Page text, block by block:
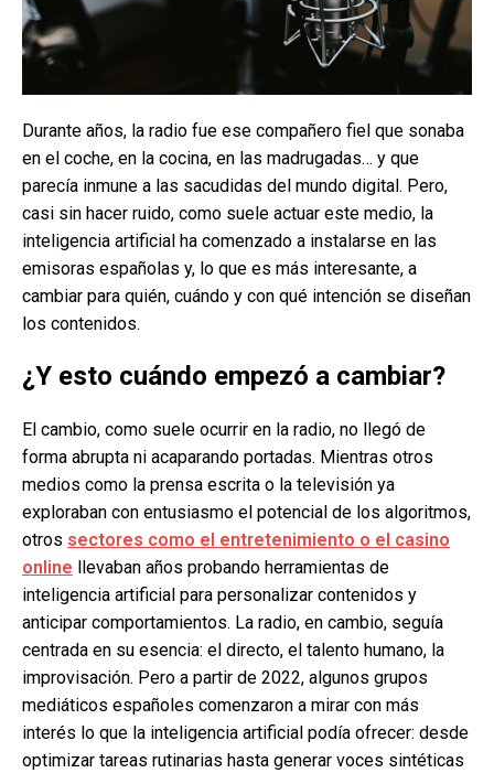
Durante años, la radio fue ese compañero fiel que sonaba
en el coche, en la cocina, en las madrugadas… y que
parecía inmune a las sacudidas del mundo digital. Pero,
casi sin hacer ruido, como suele actuar este medio, la
inteligencia artificial ha comenzado a instalarse en las
emisoras españolas y, lo que es más interesante, a
cambiar para quién, cuándo y con qué intención se diseñan
los contenidos.
¿Y esto cuándo empezó a cambiar?
El cambio, como suele ocurrir en la radio, no llegó de
forma abrupta ni acaparando portadas. Mientras otros
medios como la prensa escrita o la televisión ya
exploraban con entusiasmo el potencial de los algoritmos,
otros sectores como el entretenimiento o el casino
online llevaban años probando herramientas de
inteligencia artificial para personalizar contenidos y
anticipar comportamientos. La radio, en cambio, seguía
centrada en su esencia: el directo, el talento humano, la
improvisación. Pero a partir de 2022, algunos grupos
mediáticos españoles comenzaron a mirar con más
interés lo que la inteligencia artificial podía ofrecer: desde
optimizar tareas rutinarias hasta generar voces sintéticas